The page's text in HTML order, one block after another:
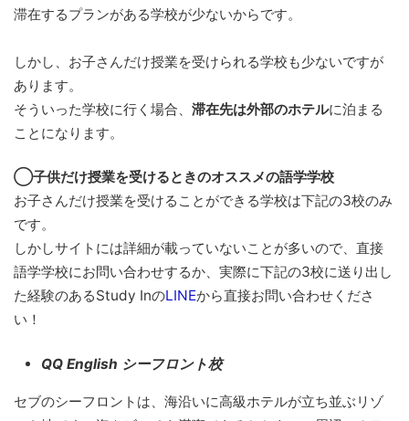
滞在するプランがある学校が少ないからです。
しかし、お子さんだけ授業を受けられる学校も少ないですが
あります。
そういった学校に行く場合、 滞在先は外部のホテルに泊まる
ことになります。
◯子供だけ授業を受けるときのオススメの語学学校
お子さんだけ授業を受けることができる学校は下記の3校のみ
です。
しかしサイトには詳細が載っていないことが多いので、直接
語学学校にお問い合わせするか、実際に下記の3校に送り出し
た経験のあるStudy InのLINEから直接お問い合わせくださ
い！
QQ English シーフロント校
セブのシーフロントは、海沿いに高級ホテルが立ち並ぶリゾ